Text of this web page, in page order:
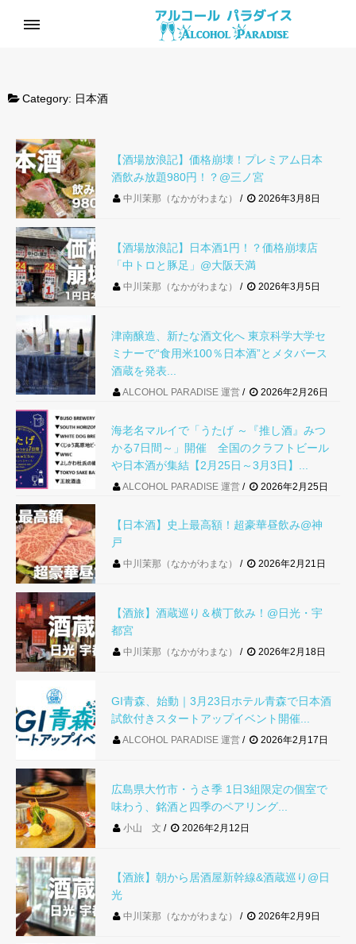
Category: 日本酒
【酒場放浪記】価格崩壊！プレミアム日本
酒飲み放題980円！？@三ノ宮
中川茉那（なかがわまな） 2026年3月8日
【酒場放浪記】日本酒1円！？価格崩壊店
「中トロと豚足」@大阪天満
中川茉那（なかがわまな） 2026年3月5日
津南醸造、新たな酒文化へ 東京科学大学セ
ミナーで“食用米100％日本酒”とメタバース
酒蔵を発表...
ALCOHOL PARADISE 運営 2026年2月26日
海老名マルイで「うたげ ～『推し酒』みつ
かる7日間～」開催 全国のクラフトビール
や日本酒が集結【2月25日～3月3日】...
ALCOHOL PARADISE 運営 2026年2月25日
【日本酒】史上最高額！超豪華昼飲み@神
戸
中川茉那（なかがわまな） 2026年2月21日
【酒旅】酒蔵巡り＆横丁飲み！@日光・宇
都宮
中川茉那（なかがわまな） 2026年2月18日
GI青森、始動｜3月23日ホテル青森で日本酒
試飲付きスタートアップイベント開催...
ALCOHOL PARADISE 運営 2026年2月17日
広島県大竹市・うさ季 1日3組限定の個室で
味わう、銘酒と四季のペアリング...
小山 文 2026年2月12日
【酒旅】朝から居酒屋新幹線&酒蔵巡り@日
光
中川茉那（なかがわまな） 2026年2月9日